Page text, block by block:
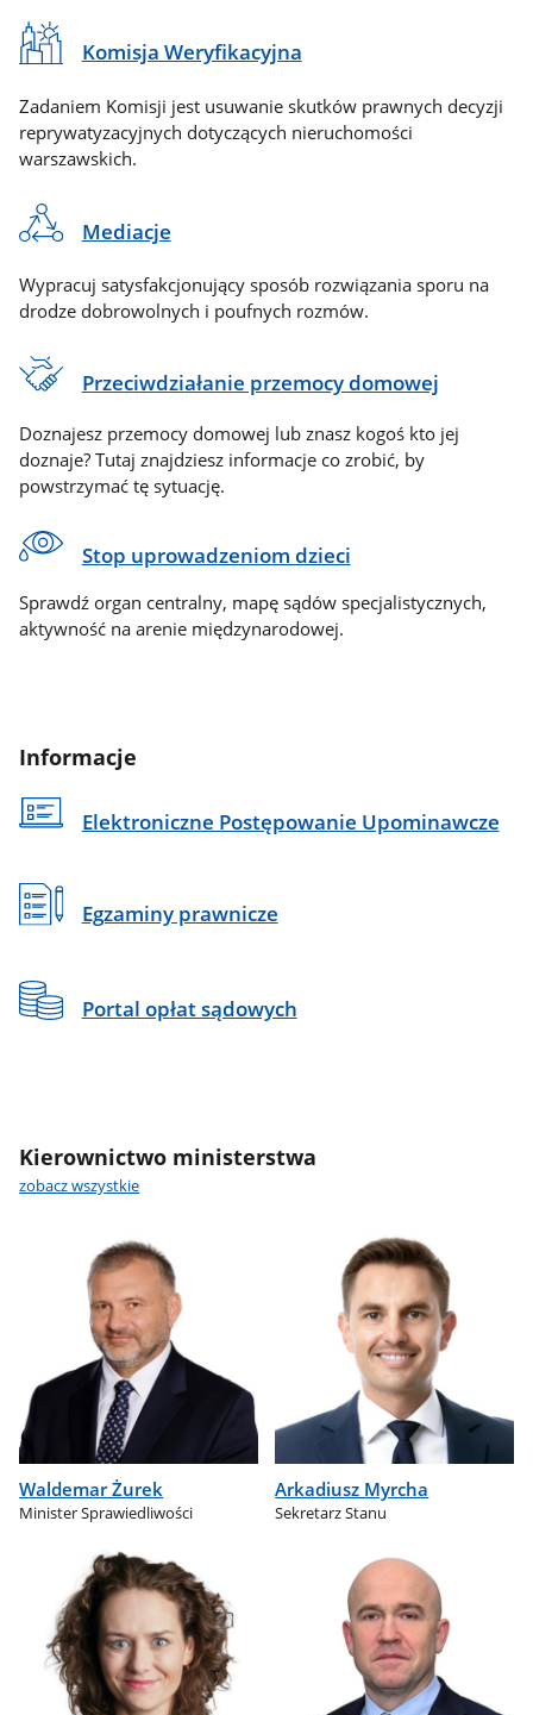
Komisja Weryfikacyjna
Zadaniem Komisji jest usuwanie skutków prawnych decyzji
reprywatyzacyjnych dotyczących nieruchomości
warszawskich.
Mediacje
Wypracuj satysfakcjonujący sposób rozwiązania sporu na
drodze dobrowolnych i poufnych rozmów.
Przeciwdziałanie przemocy domowej
Doznajesz przemocy domowej lub znasz kogoś kto jej
doznaje? Tutaj znajdziesz informacje co zrobić, by
powstrzymać tę sytuację.
Stop uprowadzeniom dzieci
Sprawdź organ centralny, mapę sądów specjalistycznych,
aktywność na arenie międzynarodowej.
Informacje
Elektroniczne Postępowanie Upominawcze
Egzaminy prawnicze
Portal opłat sądowych
Kierownictwo ministerstwa
zobacz wszystkie
Waldemar Żurek
Minister Sprawiedliwości
Arkadiusz Myrcha
Sekretarz Stanu